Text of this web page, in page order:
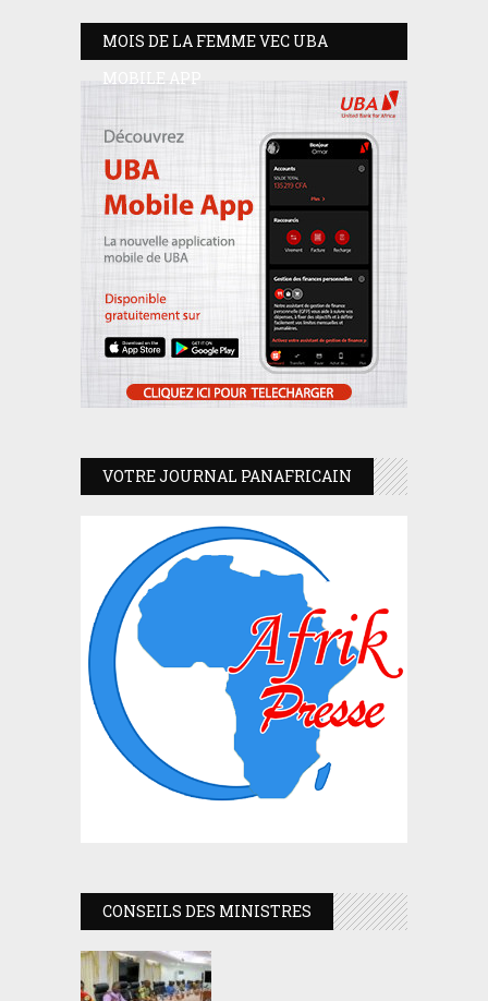
MOIS DE LA FEMME VEC UBA
MOBILE APP
VOTRE JOURNAL PANAFRICAIN
CONSEILS DES MINISTRES